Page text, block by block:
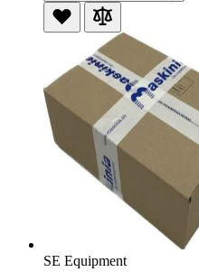
SE Equipment